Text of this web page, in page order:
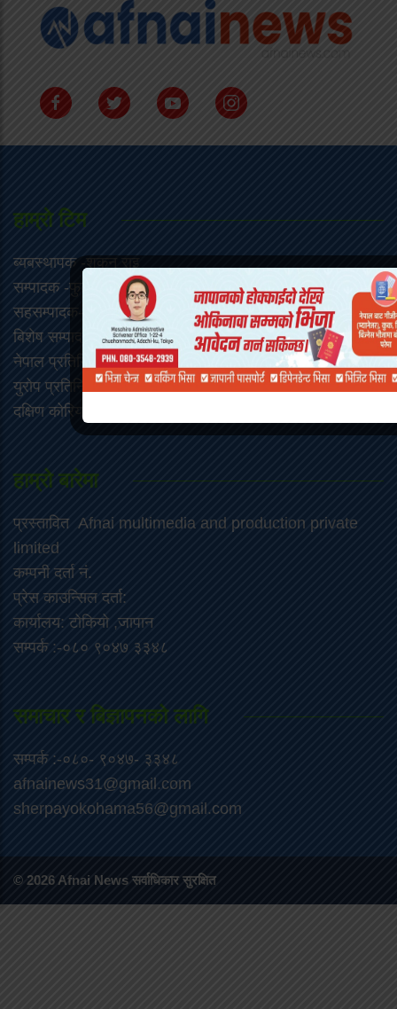
हाम्राे टिम
ब्यबस्थापक -शकुन राइ
सम्पादक -फुर्वा शेर्पा
सहसम्पादक-म्हेन्दो लामा
‍बिशेष सम्पाददाता -फुर्वा जा‌ङबु शेर्पा
नेपाल प्रतिनिधि – उत्तम श्रेष्ठ
युरोप प्रतिनिधि -ल्हाक्पा तेन्जी लामा
दक्षिण कोरिया प्रतिनिधि- गेल्छिरी शेर्पा
हाम्रो बारेमा
प्रस्तावित Afnai multimedia and production private
limited
कम्पनी दर्ता नं.
प्रेस काउन्सिल दर्ता:
कार्यालय: टोकियो ,जापान
सम्पर्क :-०८० ९०४७ ३३४८
समाचार र बिज्ञापनको लागि
सम्पर्क :-०८०- ९०४७- ३३४८
afnainews31@gmail.com
sherpayokohama56@gmail.com
© 2026 Afnai News सर्वाधिकार सुरक्षित